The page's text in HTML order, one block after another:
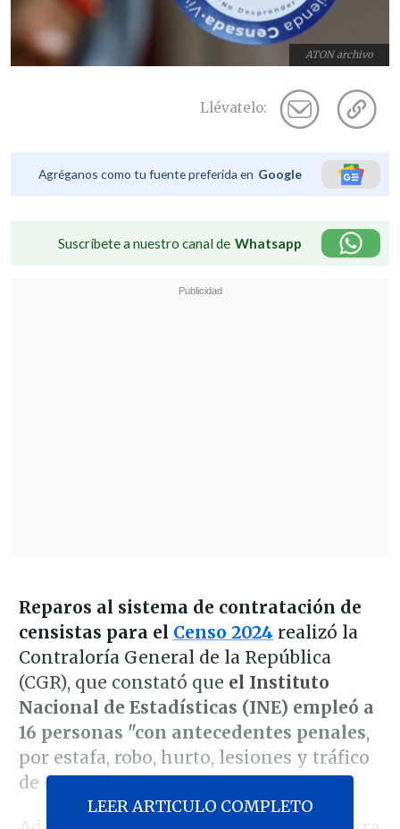
ATON archivo
Llévatelo:
Agréganos como tu fuente preferida en Google
Suscríbete a nuestro canal de Whatsapp
Reparos al sistema de contratación de
censistas para el Censo 2024 realizó la
Contraloría General de la República
(CGR), que constató que el Instituto
Nacional de Estadísticas (INE) empleó a
16 personas "con antecedentes penales,
por estafa, robo, hurto, lesiones y tráfico
de drogas".
LEER ARTICULO COMPLETO